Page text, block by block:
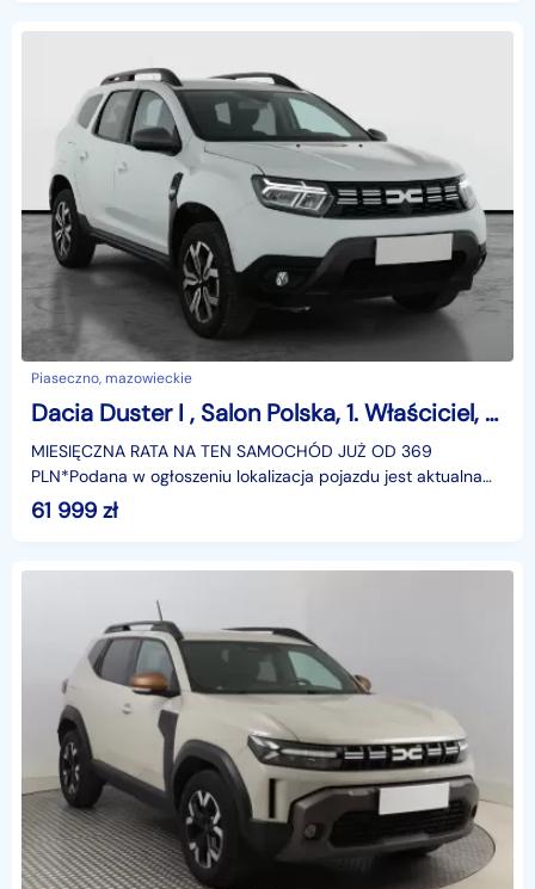
Piaseczno, mazowieckie
Dacia Duster I , Salon Polska, 1. Właściciel, GAZ, VAT 23%, Navi,
MIESIĘCZNA RATA NA TEN SAMOCHÓD JUŻ OD 369
PLN*Podana w ogłoszeniu lokalizacja pojazdu jest aktualna
na dzień wystawienia ogłoszenia. Przed przyjazdem do
salonu
61 999 zł